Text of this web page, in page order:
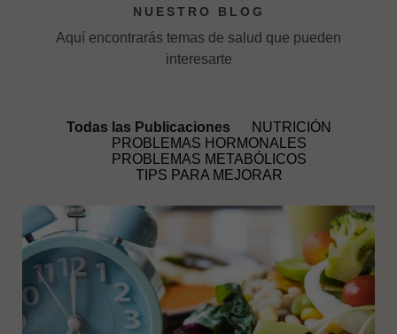
NUESTRO BLOG
Aquí encontrarás temas de salud que pueden
interesarte
Todas las Publicaciones
NUTRICIÓN
PROBLEMAS HORMONALES
PROBLEMAS METABÓLICOS
TIPS PARA MEJORAR